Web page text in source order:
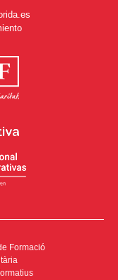
Formació